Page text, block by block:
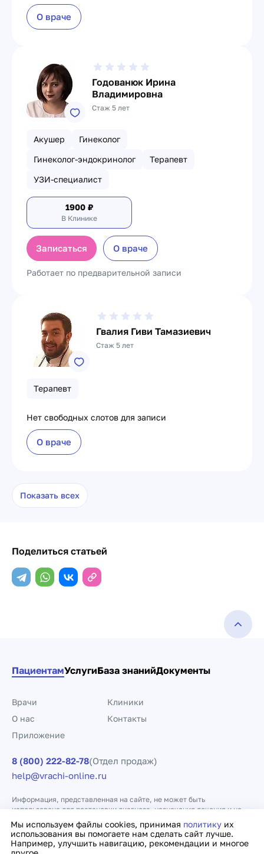
О враче
Годованюк Ирина
Владимировна
Стаж 5 лет
Акушер
Гинеколог
Гинеколог-эндокринолог
Терапевт
УЗИ-специалист
1900 ₽
В Клинике
Записаться О враче
Работает по предварительной записи
Гвалия Гиви Тамазиевич
Стаж 5 лет
Терапевт
Нет свободных слотов для записи
О враче
Показать всех
Поделиться статьей
Мы используем файлы cookies, принимая политику их
использования вы помогаете нам сделать сайт лучше.
Например, улучшить навигацию, рекомендации и многое
ПациентамУслугиБаза знанийДокументы
Врачи
Клиники
О нас
Контакты
Приложение
8 (800) 222-82-78(Отдел продаж)
help@vrachi-online.ru
Информация, представленная на сайте, не может быть
использована для постановки диагноза, назначения лечения и не
заменяет прием врача.
Политика конфиденциальности Договор оферты